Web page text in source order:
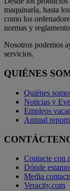
maquinaría, hasta
como los
normas y
Nosotros podemos
servicios.
QUIÉNES
Quiénes
Noticias y
Empleos
Annual
Contacte con
Dónde
Media
Veracity.com